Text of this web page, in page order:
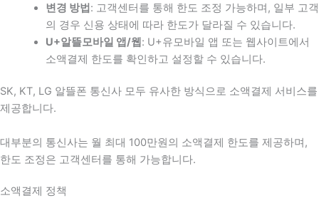
변경 방법 : 고객센터를 통해 한도 조정 가능하며, 일부 고객
의 경우 신용 상태에 따라 한도가 달라질 수 있습니다.
U+알뜰모바일 앱/웹 : U+유모바일 앱 또는 웹사이트에서
소액결제 한도를 확인하고 설정할 수 있습니다.
SK, KT, LG 알뜰폰 통신사 모두 유사한 방식으로 소액결제 서비스를
제공합니다.
대부분의 통신사는 월 최대 100만원의 소액결제 한도를 제공하며,
한도 조정은 고객센터를 통해 가능합니다.
소액결제 정책